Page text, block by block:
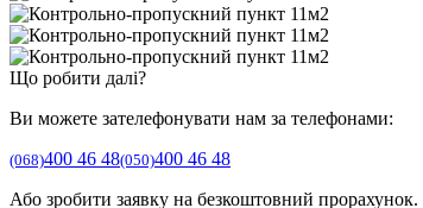
Що робити далі?
Ви можете зателефонувати нам за телефонами:
(068)400 46 48(050)400 46 48
Або зробити заявку на безкоштовний прорахунок.